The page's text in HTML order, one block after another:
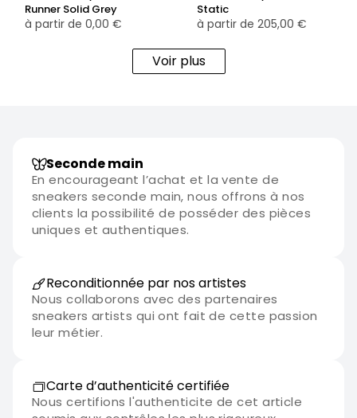
Runner Solid Grey
à partir de 0,00 €
Static
à partir de 205,00 €
Voir plus
Seconde main
En encourageant l’achat et la vente de
sneakers seconde main, nous offrons à nos
clients la possibilité de posséder des pièces
uniques et authentiques.
Reconditionnée par nos artistes
Nous collaborons avec des partenaires
sneakers artists qui ont fait de cette passion
leur métier.
Carte d’authenticité certifiée
Nous certifions l'authenticite de cet article